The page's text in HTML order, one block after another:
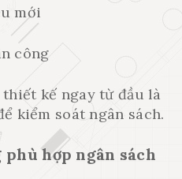
mới
công
kế ngay từ đầu là
kiểm soát ngân sách.
hợp ngân sách